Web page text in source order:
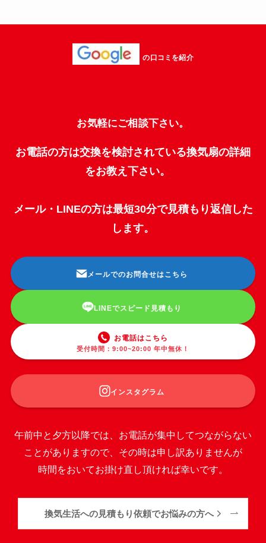
の口コミを紹介
お気軽にご相談下さい。
お電話の方は交換を検討されている換気扇の詳細
をお教え下さい。
メール・LINEの方は最短30分で見積もり返信した
します。
メールでのお問合せはこちら
LINEでスピード見積もり
お電話はこちら
受付時間：9:00~20:00 年中無休！
インスタグラム
午前中と夕方以降では、お電話が集中してつながらない
ことがありますので、その時は申し訳ありませんが
時間をおいてお掛け直し頂ければ幸いです。
換気生活への見積もり依頼でお悩みの方へ